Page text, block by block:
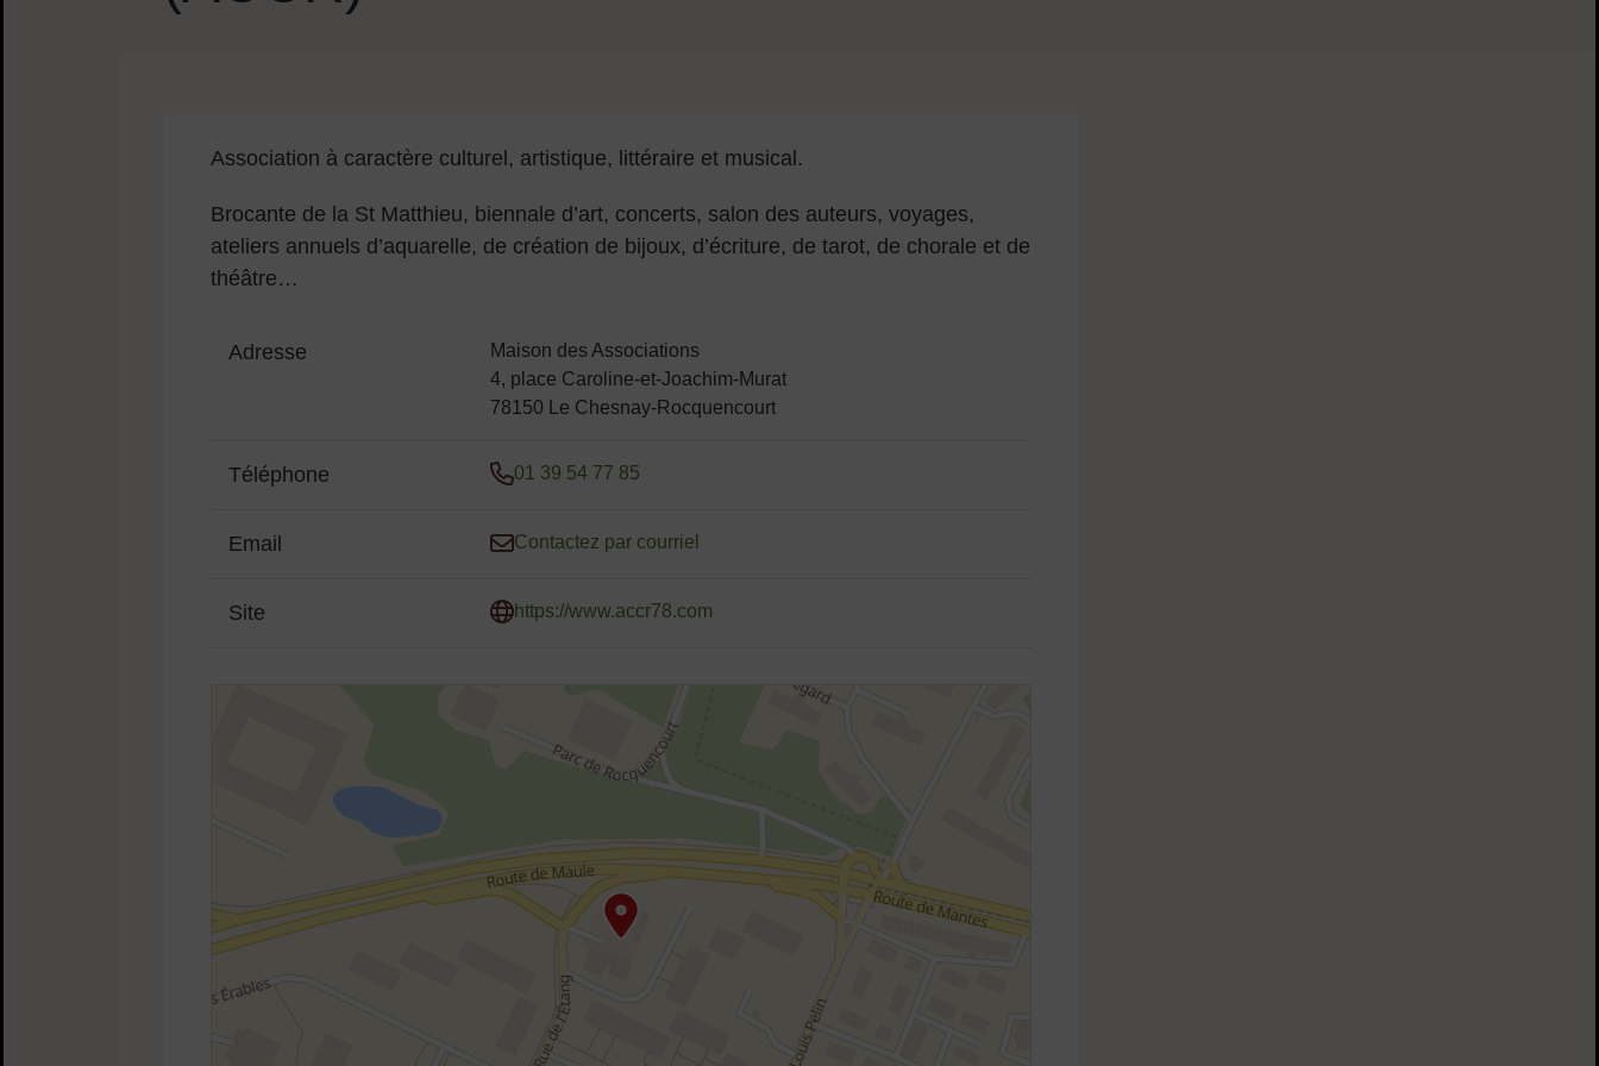
Contenu de la fiche d'annuaire
Association à caractère culturel, artistique, littéraire et musical.
Brocante de la St Matthieu, biennale d’art, concerts, salon des auteurs, voyages,
ateliers annuels d’aquarelle, de création de bijoux, d’écriture, de tarot, de chorale et de
théâtre…
Adresse
Maison des Associations
4, place Caroline-et-Joachim-Murat
78150 Le Chesnay-Rocquencourt
Téléphone 01 39 54 77 85
Email Contactez par courriel
Site https://www.accr78.com